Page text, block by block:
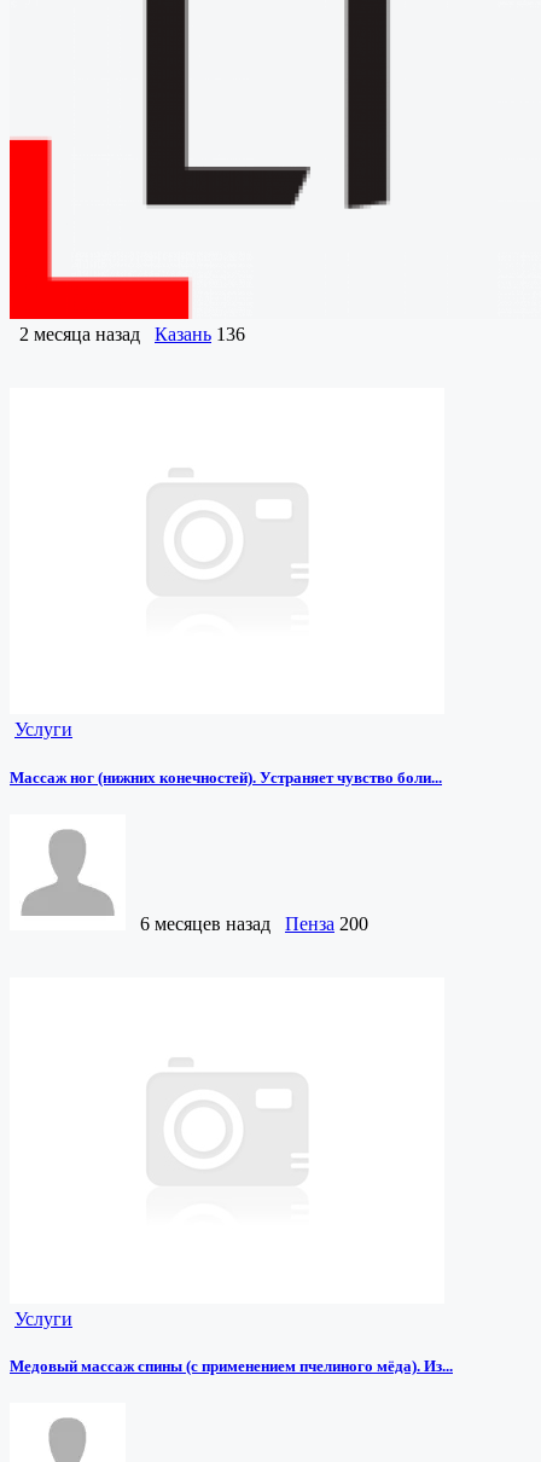
2 месяца назад Казань 136
Услуги
Массаж ног (нижних конечностей). Устраняет чувство боли...
6 месяцев назад Пенза 200
Услуги
Медовый массаж спины (с применением пчелиного мёда). Из...